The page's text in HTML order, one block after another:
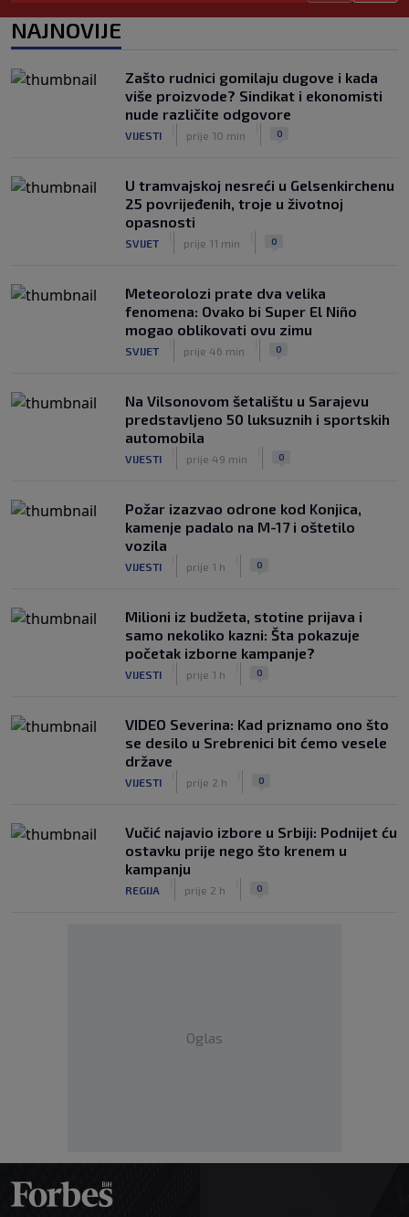
NOGOMET
|
prije 3 h
| 0
FIFA još nije uplatila obećani novac
gradovima domaćinima Svjetskog
NAJNOVIJE
Zašto rudnici gomilaju dugove i kada
više proizvode? Sindikat i ekonomisti
nude različite odgovore
VIJESTI prije 10 min 0
U tramvajskoj nesreći u Gelsenkirchenu
25 povrijeđenih, troje u životnoj
opasnosti
SVIJET prije 11 min 0
Meteorolozi prate dva velika
fenomena: Ovako bi Super El Niño
mogao oblikovati ovu zimu
SVIJET prije 46 min 0
Na Vilsonovom šetalištu u Sarajevu
predstavljeno 50 luksuznih i sportskih
automobila
VIJESTI prije 49 min 0
Požar izazvao odrone kod Konjica,
kamenje padalo na M-17 i oštetilo
vozila
VIJESTI prije 1 h 0
Milioni iz budžeta, stotine prijava i
samo nekoliko kazni: Šta pokazuje
početak izborne kampanje?
VIJESTI prije 1 h 0
VIDEO Severina: Kad priznamo ono što
se desilo u Srebrenici bit ćemo vesele
države
VIJESTI prije 2 h 0
Vučić najavio izbore u Srbiji: Podnijet ću
ostavku prije nego što krenem u
kampanju
REGIJA prije 2 h 0
Oglas